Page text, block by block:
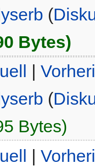
(
Bytes)
|
(
Bytes)
|